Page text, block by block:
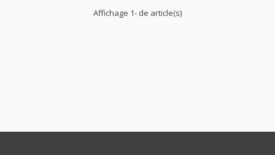
Affichage 1- de article(s)